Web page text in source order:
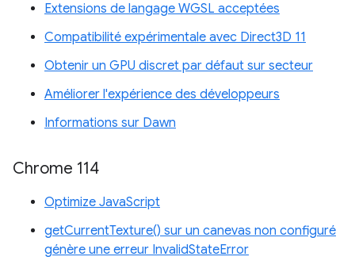
Extensions de langage WGSL acceptées
Compatibilité expérimentale avec Direct3D 11
Obtenir un GPU discret par défaut sur secteur
Améliorer l'expérience des développeurs
Informations sur Dawn
Chrome 114
Optimize JavaScript
getCurrentTexture() sur un canevas non configuré
génère une erreur InvalidStateError